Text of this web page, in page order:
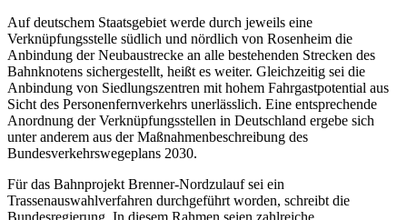
Auf deutschem Staatsgebiet werde durch jeweils eine
Verknüpfungsstelle südlich und nördlich von Rosenheim die
Anbindung der Neubaustrecke an alle bestehenden Strecken des
Bahnknotens sichergestellt, heißt es weiter. Gleichzeitig sei die
Anbindung von Siedlungszentren mit hohem Fahrgastpotential aus
Sicht des Personenfernverkehrs unerlässlich. Eine entsprechende
Anordnung der Verknüpfungsstellen in Deutschland ergebe sich
unter anderem aus der Maßnahmenbeschreibung des
Bundesverkehrswegeplans 2030.
Für das Bahnprojekt Brenner-Nordzulauf sei ein
Trassenauswahlverfahren durchgeführt worden, schreibt die
Bundesregierung. In diesem Rahmen seien zahlreiche